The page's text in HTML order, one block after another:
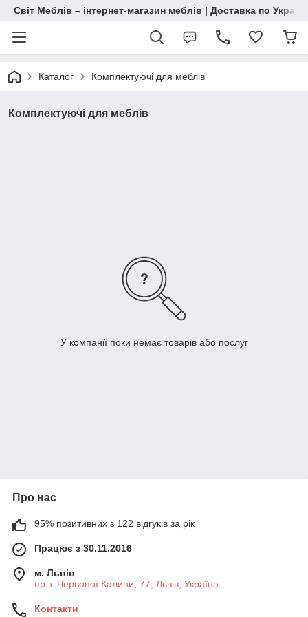
Світ Меблів – інтернет-магазин меблів | Доставка по
Каталог Комплектуючі для меблів
Комплектуючі для меблів
У компанії поки немає товарів або послуг
Про нас
95% позитивних з 122 відгуків за рік
Працює з 30.11.2016
м. Львів
пр-т. Червоної Калини, 77, Львів, Україна
Контакти